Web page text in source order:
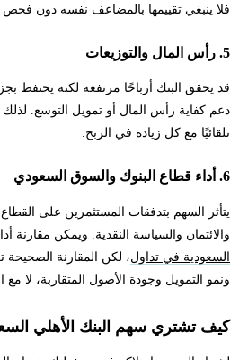
فلا ينبغي تقييمها بالمضاعف نفسه دون فحص
5. رأس المال والتوزيعات
قد يحقق البنك أرباحًا مرتفعة لكنه يحتفظ
دعم كفاية رأس المال أو تمويل التوسع. لذلك
تلقائيًا مع كل زيادة في الربح.
6. أداء قطاع البنوك والسوق السعودي
يتأثر السهم بتدفقات المستثمرين على
والائتمان والسياسة النقدية. ويمكن مقارنة
السعودية في تداول، لكن المقارنة الصحيحة
ونمو التمويل وجودة الأصول المتقاربة، لا مع
كيف تشتري سهم البنك الأهلي السعودي 1180